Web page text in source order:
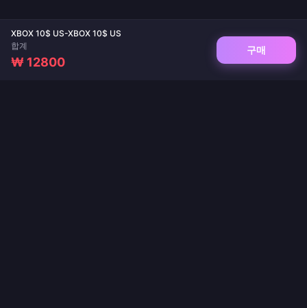
XBOX 10$ US-XBOX 10$ US
합계
₩ 12800
구매